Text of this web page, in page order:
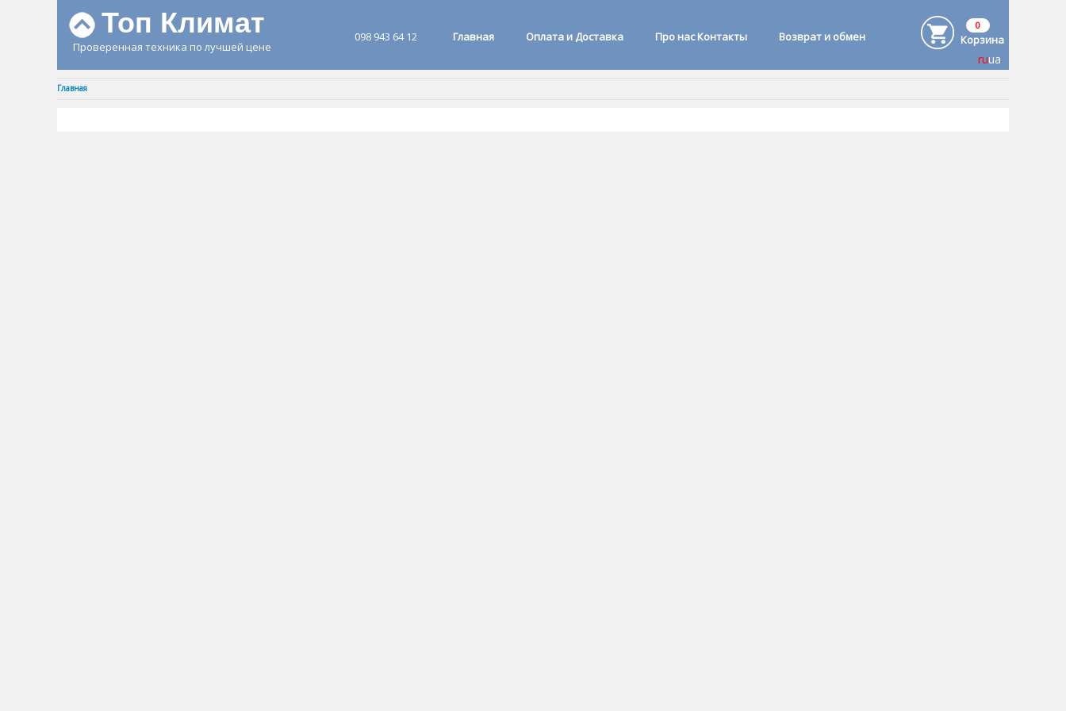
ruua
Топ Климат
Проверенная техника по лучшей цене
098 943 64 12 Главная Оплата и Доставка Про нас Контакты Возврат и обмен
0
Корзина
Главная